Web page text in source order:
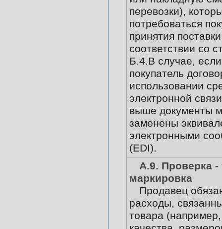
перевозки),
потребоваться
принятия
соответствии со
Б.4.В случае,
покупатель
использовании
электронной
выше документы
заменены
электронными
(EDI).
А.9. Проверка -
маркировка
Продавец
расходы,
товара